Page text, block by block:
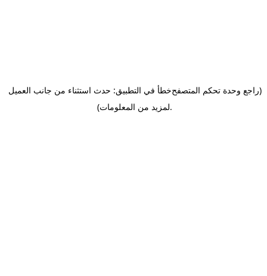
خطأ في التطبيق: حدث استثناء من جانب العميل(راجع وحدة تحكم المتصفح
لمزيد من المعلومات).